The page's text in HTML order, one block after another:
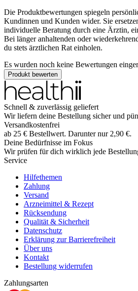
Die Produktbewertungen spiegeln
Kundinnen und Kunden wider. Sie
individuelle Beratung durch eine Ärztin,
Bei länger anhaltenden oder
du stets ärztlichen Rat einholen.
Es wurden noch keine Bewertungen
Produkt bewerten
Schnell & zuverlässig geliefert
Wir liefern deine Bestellung sicher und
Versandkostenfrei
ab 25 € Bestellwert. Darunter nur 2,90 €.
Deine Bedürfnisse im Fokus
Wir prüfen für dich wirklich jede
Service
Hilfethemen
Zahlung
Versand
Arzneimittel & Rezept
Rücksendung
Qualität & Sicherheit
Datenschutz
Erklärung zur Barrierefreiheit
Über uns
Kontakt
Bestellung widerrufen
Zahlungsarten